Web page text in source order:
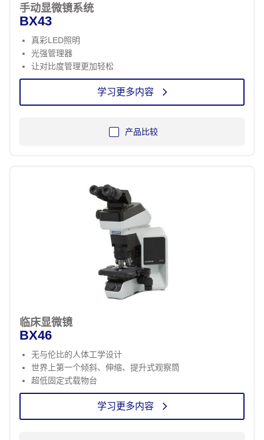
手动显微镜系统
BX43
真彩LED照明
光强管理器
让对比度管理更加轻松
学习更多内容
产品比较
临床显微镜
BX46
无与伦比的人体工学设计
世界上第一个倾斜、伸缩、提升式观察筒
超低固定式载物台
学习更多内容